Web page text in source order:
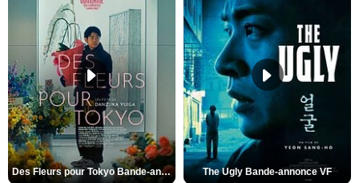
Des Fleurs pour Tokyo Bande-annonce VO STFR The Ugly Bande-annonce VF